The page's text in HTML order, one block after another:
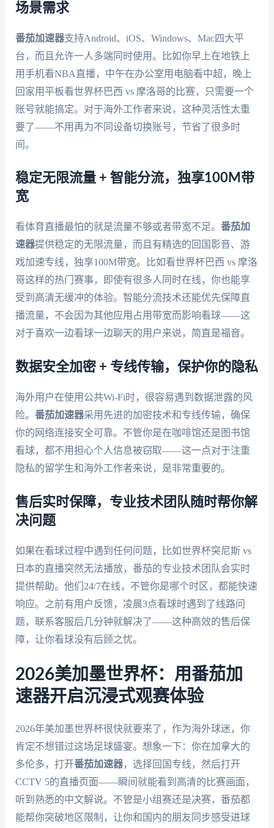
场景需求
番茄加速器支持Android、iOS、Windows、Mac四大平
台，而且允许一人多端同时使用。比如你早上在地铁上
用手机看NBA直播，中午在办公室用电脑看中超，晚上
回家用平板看世界杯巴西 vs 摩洛哥的比赛，只需要一个
账号就能搞定。对于海外工作者来说，这种灵活性太重
要了——不用再为不同设备切换账号，节省了很多时
间。
稳定无限流量 + 智能分流，独享100M带
宽
看体育直播最怕的就是流量不够或者带宽不足。 番茄加
速器提供稳定的无限流量，而且有精选的回国影音、游
戏加速专线，独享100M带宽。比如看世界杯巴西 vs 摩洛
哥这样的热门赛事，即使有很多人同时在线，你也能享
受到高清无缓冲的体验。智能分流技术还能优先保障直
播流量，不会因为其他应用占用带宽而影响看球——这
对于喜欢一边看球一边聊天的用户来说，简直是福音。
数据安全加密 + 专线传输，保护你的隐私
海外用户在使用公共Wi-Fi时，很容易遇到数据泄露的风
险。 番茄加速器采用先进的加密技术和专线传输，确保
你的网络连接安全可靠。不管你是在咖啡馆还是图书馆
看球，都不用担心个人信息被窃取——这一点对于注重
隐私的留学生和海外工作者来说，是非常重要的。
售后实时保障，专业技术团队随时帮你解
决问题
如果在看球过程中遇到任何问题，比如世界杯突尼斯 vs
日本的直播突然无法播放，番茄的专业技术团队会实时
提供帮助。他们24/7在线，不管你是哪个时区，都能快速
响应。之前有用户反馈，凌晨3点看球时遇到了线路问
题，联系客服后几分钟就解决了——这种高效的售后保
障，让你看球没有后顾之忧。
2026美加墨世界杯：用番茄加
速器开启沉浸式观赛体验
2026年美加墨世界杯很快就要来了，作为海外球迷，你
肯定不想错过这场足球盛宴。想象一下：你在加拿大的
多伦多，打开番茄加速器，选择回国专线，然后打开
CCTV 5的直播页面——瞬间就能看到高清的比赛画面，
听到熟悉的中文解说。不管是小组赛还是决赛，番茄都
能帮你突破地区限制，让你和国内的朋友同步感受进球